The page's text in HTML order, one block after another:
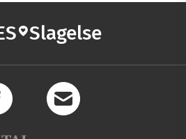
Slagelse